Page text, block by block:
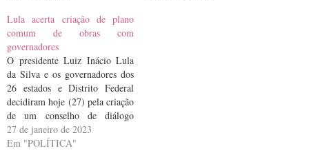
Sistema de Participação Social
Interministerial, reabrindo
diálogo do governo federal com
os…
Lula acerta criação de plano
comum de obras com
governadores
O presidente Luiz Inácio Lula
da Silva e os governadores dos
26 estados e Distrito Federal
decidiram hoje (27) pela criação
de um conselho de diálogo
federativo, batizado de
Conselho da Federação, e de um
27 de janeiro de 2023
Em "POLÍTICA"